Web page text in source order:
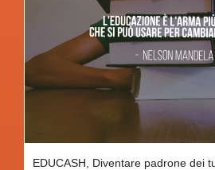
EDUCASH, Diventare padrone dei